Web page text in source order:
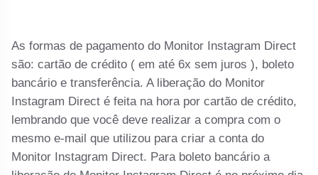
As formas de pagamento do Monitor Instagram Direct
são: cartão de crédito ( em até 6x sem juros ), boleto
bancário e transferência. A liberação do Monitor
Instagram Direct é feita na hora por cartão de crédito,
lembrando que você deve realizar a compra com o
mesmo e-mail que utilizou para criar a conta do
Monitor Instagram Direct. Para boleto bancário a